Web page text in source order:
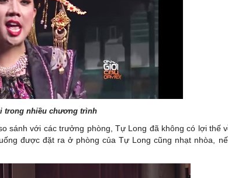
trong nhiều chương trình
sánh với các trưởng phòng, Tự Long đã không có lợi thế
được đặt ra ở phòng của Tự Long cũng nhạt nhòa,